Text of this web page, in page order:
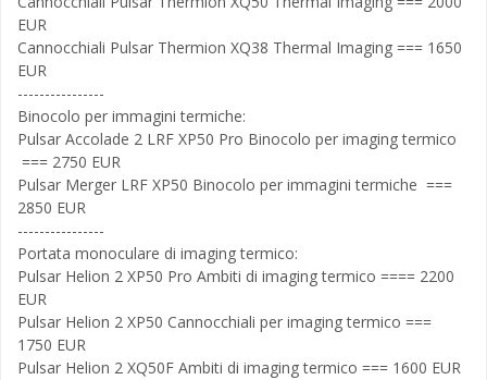
EUR
Cannocchiali Pulsar Thermion XQ38 Thermal Imaging === 1650
EUR
----------------
Binocolo per immagini termiche:
Pulsar Accolade 2 LRF XP50 Pro Binocolo per imaging termico
=== 2750 EUR
Pulsar Merger LRF XP50 Binocolo per immagini termiche ===
2850 EUR
----------------
Portata monoculare di imaging termico:
Pulsar Helion 2 XP50 Pro Ambiti di imaging termico ==== 2200
EUR
Pulsar Helion 2 XP50 Cannocchiali per imaging termico ===
1750 EUR
Pulsar Helion 2 XQ50F Ambiti di imaging termico === 1600 EUR